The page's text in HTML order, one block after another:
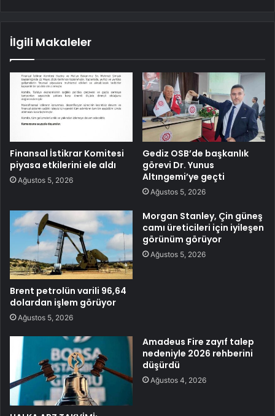
İlgili Makaleler
Finansal İstikrar Komitesi
piyasa etkilerini ele aldı
Ağustos 5, 2026
Gediz OSB’de başkanlık
görevi Dr. Yunus
Altıngemi’ye geçti
Ağustos 5, 2026
Brent petrolün varili 96,64
dolardan işlem görüyor
Ağustos 5, 2026
Morgan Stanley, Çin güneş
camı üreticileri için iyileşen
görünüm görüyor
Ağustos 5, 2026
Amadeus Fire zayıf talep
nedeniyle 2026 rehberini
düşürdü
Ağustos 4, 2026